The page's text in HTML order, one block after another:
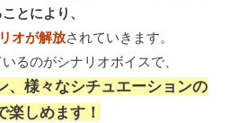
とにより、
オが解放されていきます。
るのがシナリオボイスで、
、様々なシチュエーションの
楽しめます！